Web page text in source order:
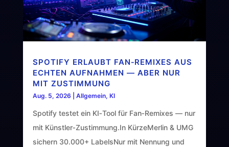
SPOTIFY ERLAUBT FAN‑REMIXES AUS
ECHTEN AUFNAHMEN — ABER NUR
MIT ZUSTIMMUNG
Aug. 5, 2026 Allgemein, KI
Spotify testet ein KI‑Tool für Fan‑Remixes — nur
mit Künstler‑Zustimmung.In KürzeMerlin & UMG
sichern 30.000+ LabelsNur mit Nennung und